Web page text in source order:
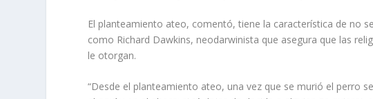
El planteamiento ateo, comentó, tiene la característica de no
como Richard Dawkins, neodarwinista que asegura que las
le otorgan.
“Desde el planteamiento ateo, una vez que se murió el perro